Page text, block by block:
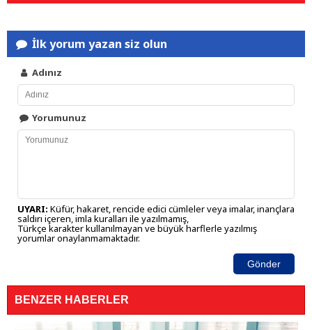
İlk yorum yazan siz olun
Adınız
Yorumunuz
UYARI: Küfür, hakaret, rencide edici cümleler veya imalar, inançlara
saldırı içeren, imla kuralları ile yazılmamış,
Türkçe karakter kullanılmayan ve büyük harflerle yazılmış
yorumlar onaylanmamaktadır.
Gönder
BENZER HABERLER